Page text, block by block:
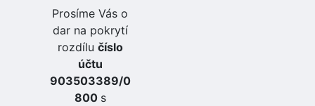
Prosíme Vás o
dar na pokrytí
rozdílu číslo
účtu
903503389/0
800 s